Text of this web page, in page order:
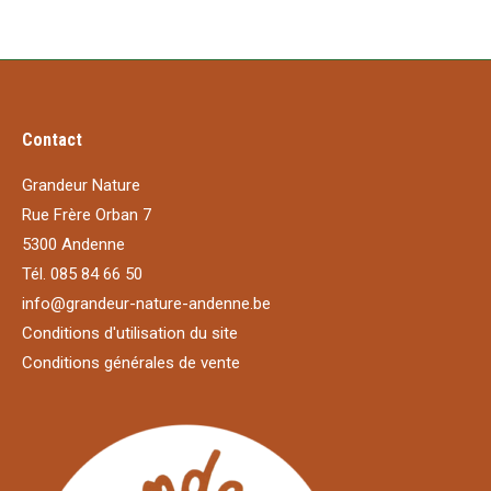
Contact
Grandeur Nature
Rue Frère Orban 7
5300 Andenne
Tél. 085 84 66 50
info@grandeur-nature-andenne.be
Conditions d'utilisation du site
Conditions générales de vente